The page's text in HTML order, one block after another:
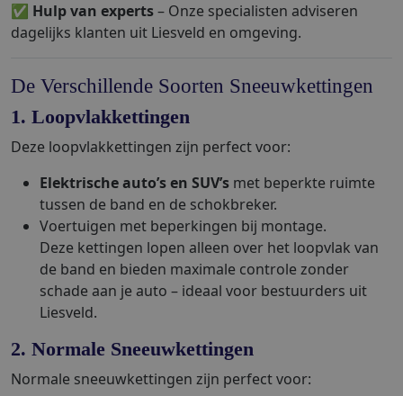
✅ Hulp van experts– Onze specialisten adviseren
dagelijks klanten uit Liesveld en omgeving.
De Verschillende Soorten Sneeuwkettingen
1. Loopvlakkettingen
Deze loopvlakkettingen zijn perfect voor:
Elektrische auto’s en SUV’s met beperkte ruimte
tussen de band en de schokbreker.
Voertuigen met beperkingen bij montage.
Deze kettingen lopen alleen over het loopvlak van
de band en bieden maximale controle zonder
schade aan je auto – ideaal voor bestuurders uit
Liesveld.
2. Normale Sneeuwkettingen
Normale sneeuwkettingen zijn perfect voor: